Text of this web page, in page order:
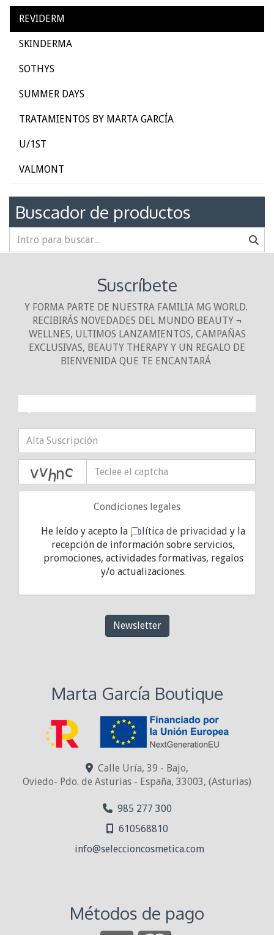
REVIDERM
SKINDERMA
SOTHYS
SUMMER DAYS
TRATAMIENTOS BY MARTA GARCÍA
U/1ST
VALMONT
Buscador de productos
Suscríbete
Y FORMA PARTE DE NUESTRA FAMILIA MG WORLD.
RECIBIRÁS NOVEDADES DEL MUNDO BEAUTY ¬
WELLNES, ULTIMOS LANZAMIENTOS, CAMPAÑAS
EXCLUSIVAS, BEAUTY THERAPY Y UN REGALO DE
BIENVENIDA QUE TE ENCANTARÁ
Condiciones legales
He leído y acepto la política de privacidad y la
recepción de información sobre servicios,
promociones, actividades formativas, regalos
y/o actualizaciones.
Newsletter
Marta García Boutique
Calle Uría, 39 - Bajo,
Oviedo- Pdo. de Asturias - España, 33003, (Asturias)
985 277 300
610568810
info
seleccioncosmetica.com
Métodos de pago